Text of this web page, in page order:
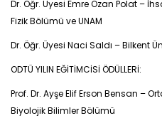
Dr. Öğr. Üyesi Emre Ozan Polat –
Fizik Bölümü ve UNAM
Dr. Öğr. Üyesi Naci Saldı – Bilkent
ODTÜ YILIN EĞİTİMCİSİ ÖDÜLLERİ:
Prof. Dr. Ayşe Elif Erson Bensan –
Biyolojik Bilimler Bölümü